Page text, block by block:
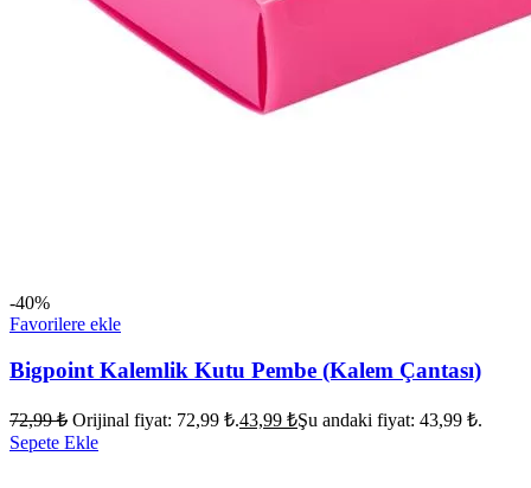
-40%
Favorilere ekle
Bigpoint Kalemlik Kutu Pembe (Kalem Çantası)
72,99₺ Orijinal fiyat: 72,99 ₺.43,99 ₺Şu andaki fiyat: 43,99 ₺.
Sepete Ekle